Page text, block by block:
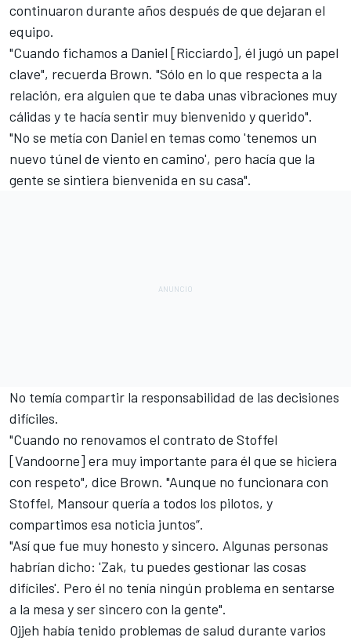
continuaron durante años después de que dejaran el
equipo.
"Cuando fichamos a Daniel [Ricciardo], él jugó un papel
clave", recuerda Brown. "Sólo en lo que respecta a la
relación, era alguien que te daba unas vibraciones muy
cálidas y te hacía sentir muy bienvenido y querido".
"No se metía con Daniel en temas como 'tenemos un
nuevo túnel de viento en camino', pero hacía que la
gente se sintiera bienvenida en su casa".
No temía compartir la responsabilidad de las decisiones
difíciles.
"Cuando no renovamos el contrato de Stoffel
[Vandoorne] era muy importante para él que se hiciera
con respeto", dice Brown. "Aunque no funcionara con
Stoffel, Mansour quería a todos los pilotos, y
compartimos esa noticia juntos”.
"Así que fue muy honesto y sincero. Algunas personas
habrían dicho: 'Zak, tu puedes gestionar las cosas
difíciles'. Pero él no tenía ningún problema en sentarse
a la mesa y ser sincero con la gente".
Ojjeh había tenido problemas de salud durante varios